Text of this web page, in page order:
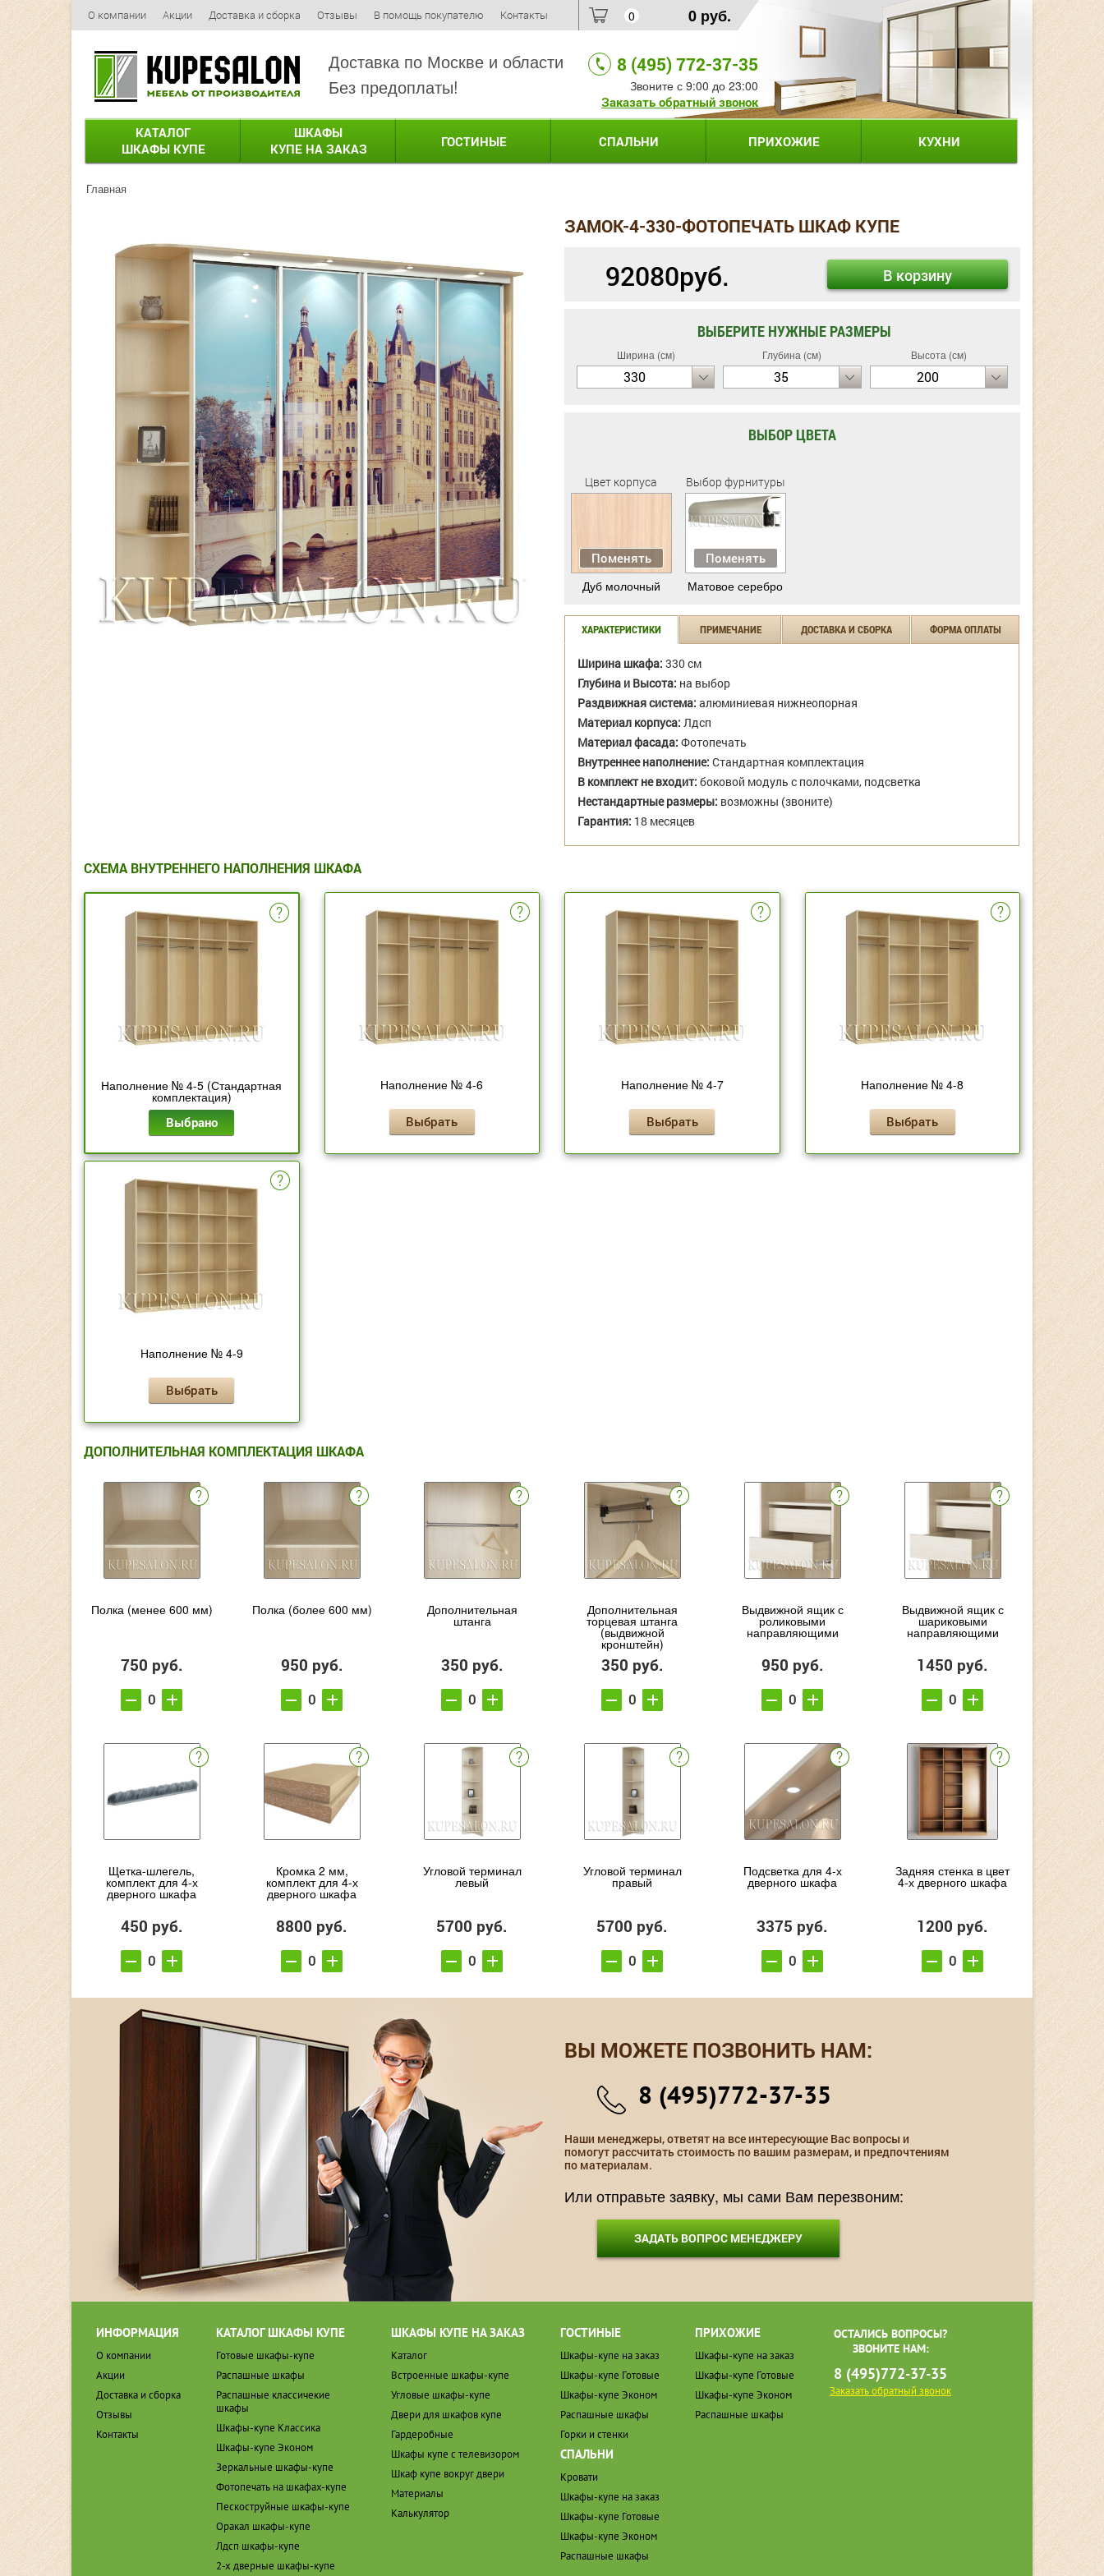
О компании Акции Доставка и сборка Отзывы В помощь покупателю Контакты 0 0 руб.
Доставка по Москве и области
Без предоплаты!
8 (495) 772-37-35
Звоните с 9:00 до 23:00
Заказать обратный звонок
КАТАЛОГ
ШКАФЫ КУПЕ
ШКАФЫ
КУПЕ НА ЗАКАЗ
ГОСТИНЫЕ СПАЛЬНИ ПРИХОЖИЕ КУХНИ
Главная
ЗАМОК-4-330-ФОТОПЕЧАТЬ ШКАФ КУПЕ
92080руб. В корзину
ВЫБЕРИТЕ НУЖНЫЕ РАЗМЕРЫ
Ширина (см)
330
Глубина (см)
35
Высота (см)
200
ВЫБОР ЦВЕТА
Цвет корпуса
Поменять
Дуб молочный
Выбор фурнитуры
Поменять
Матовое серебро
ХАРАКТЕРИСТИКИ ПРИМЕЧАНИЕ ДОСТАВКА И СБОРКА ФОРМА ОПЛАТЫ
Ширина шкафа: 330 см
Глубина и Высота: на выбор
Раздвижная система: алюминиевая нижнеопорная
Материал корпуса: Лдсп
Материал фасада: Фотопечать
Внутреннее наполнение: Стандартная комплектация
В комплект не входит: боковой модуль с полочками, подсветка
Нестандартные размеры: возможны (звоните)
Гарантия: 18 месяцев
СХЕМА ВНУТРЕННЕГО НАПОЛНЕНИЯ ШКАФА
Наполнение № 4-5 (Стандартная
комплектация)
Выбрано
Наполнение № 4-6
Выбрать
Наполнение № 4-7
Выбрать
Наполнение № 4-8
Выбрать
Наполнение № 4-9
Выбрать
ДОПОЛНИТЕЛЬНАЯ КОМПЛЕКТАЦИЯ ШКАФА
Полка (менее 600 мм)
750 руб.
Полка (более 600 мм)
950 руб.
Дополнительная
штанга
350 руб.
Дополнительная
торцевая штанга
(выдвижной
кронштейн)
350 руб.
Выдвижной ящик с
роликовыми
направляющими
950 руб.
Выдвижной ящик с
шариковыми
направляющими
1450 руб.
Щетка-шлегель,
комплект для 4-х
дверного шкафа
450 руб.
Кромка 2 мм,
комплект для 4-х
дверного шкафа
8800 руб.
Угловой терминал
левый
5700 руб.
Угловой терминал
правый
5700 руб.
Подсветка для 4-х
дверного шкафа
3375 руб.
Задняя стенка в цвет
4-х дверного шкафа
1200 руб.
ВЫ МОЖЕТЕ ПОЗВОНИТЬ НАМ:
8 (495)772-37-35
Наши менеджеры, ответят на все интересующие Вас вопросы и
помогут рассчитать стоимость по вашим размерам, и предпочтениям
по материалам.
Или отправьте заявку, мы сами Вам перезвоним:
ЗАДАТЬ ВОПРОС МЕНЕДЖЕРУ
ИНФОРМАЦИЯ
О компании
Акции
Доставка и сборка
Отзывы
Контакты
КАТАЛОГ ШКАФЫ КУПЕ
Готовые шкафы-купе
Распашные шкафы
Распашные классичекие
шкафы
Шкафы-купе Классика
Шкафы-купе Эконом
Зеркальные шкафы-купе
Фотопечать на шкафах-купе
Пескоструйные шкафы-купе
Оракал шкафы-купе
Лдсп шкафы-купе
2-х дверные шкафы-купе
ШКАФЫ КУПЕ НА ЗАКАЗ
Каталог
Встроенные шкафы-купе
Угловые шкафы-купе
Двери для шкафов купе
Гардеробные
Шкафы купе с телевизором
Шкаф купе вокруг двери
Материалы
Калькулятор
ГОСТИНЫЕ
Шкафы-купе на заказ
Шкафы-купе Готовые
Шкафы-купе Эконом
Распашные шкафы
Горки и стенки
СПАЛЬНИ
Кровати
Шкафы-купе на заказ
Шкафы-купе Готовые
Шкафы-купе Эконом
Распашные шкафы
ПРИХОЖИЕ
Шкафы-купе на заказ
Шкафы-купе Готовые
Шкафы-купе Эконом
Распашные шкафы
ОСТАЛИСЬ ВОПРОСЫ?
ЗВОНИТЕ НАМ:
8 (495)772-37-35
Заказать обратный звонок